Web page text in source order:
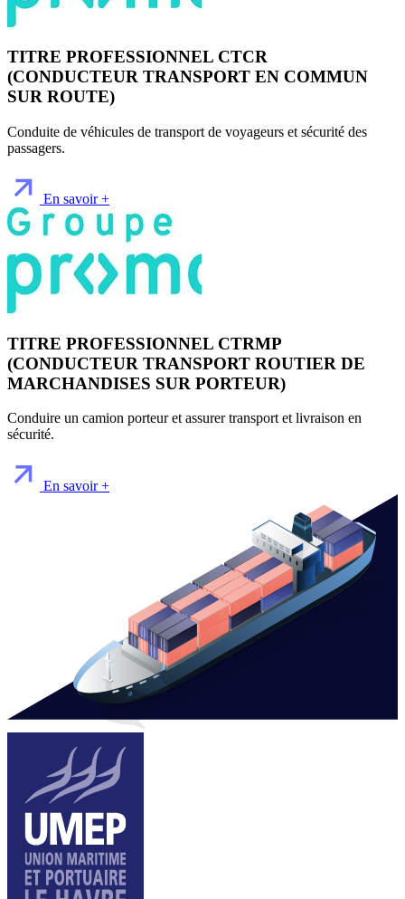
TITRE PROFESSIONNEL CTCR
(CONDUCTEUR TRANSPORT EN COMMUN
SUR ROUTE)
Conduite de véhicules de transport de voyageurs et sécurité des
passagers.
En savoir +
TITRE PROFESSIONNEL CTRMP
(CONDUCTEUR TRANSPORT ROUTIER DE
MARCHANDISES SUR PORTEUR)
Conduire un camion porteur et assurer transport et livraison en
sécurité.
En savoir +